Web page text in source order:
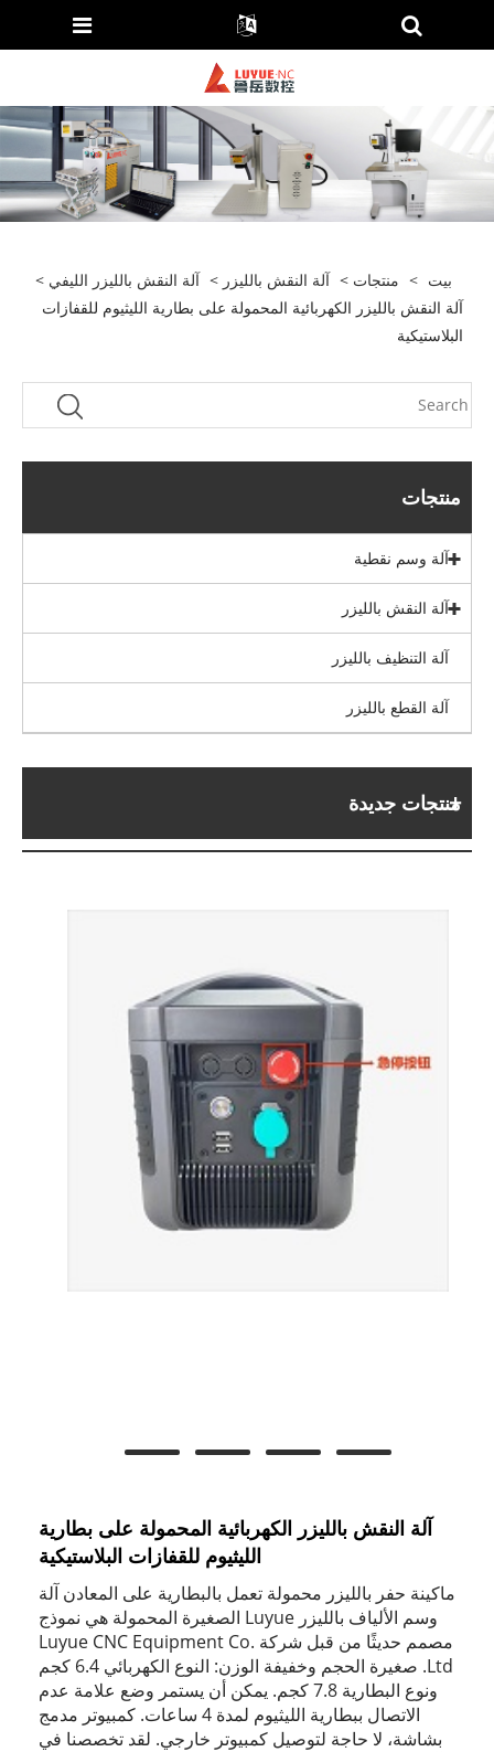
بيت > منتجات > آلة النقش بالليزر > آلة النقش بالليزر الليفي >
آلة النقش بالليزر الكهربائية المحمولة على بطارية الليثيوم للقفازات
البلاستيكية
منتجات
آلة وسم نقطية
آلة النقش بالليزر
آلة التنظيف بالليزر
آلة القطع بالليزر
منتجات جديدة
آلة النقش بالليزر الكهربائية المحمولة على بطارية
الليثيوم للقفازات البلاستيكية
ماكينة حفر بالليزر محمولة تعمل بالبطارية على المعادن آلة
وسم الألياف بالليزر Luyue الصغيرة المحمولة هي نموذج
مصمم حديثًا من قبل شركة Luyue CNC Equipment Co.
Ltd. صغيرة الحجم وخفيفة الوزن: النوع الكهربائي 6.4 كجم
ونوع البطارية 7.8 كجم. يمكن أن يستمر وضع علامة عدم
الاتصال ببطارية الليثيوم لمدة 4 ساعات. كمبيوتر مدمج
بشاشة، لا حاجة لتوصيل كمبيوتر خارجي. لقد تخصصنا في